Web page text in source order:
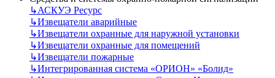
↳АСКУЭ Ресурс
↳Извещатели аварийные
↳Извещатели охранные для наружной установки
↳Извещатели охранные для помещений
↳Извещатели пожарные
↳Интегрированная система «ОРИОН» «Болид»